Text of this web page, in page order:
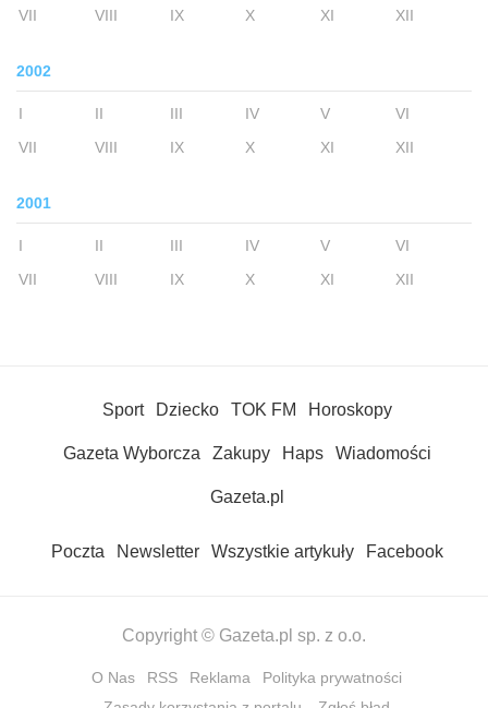
VII
VIII IX X XI XII
2002
I II III IV V
VI
VII
VIII IX X XI XII
2001
I II III IV V
VI
VII
VIII IX X XI XII
Sport Dziecko TOK FM Horoskopy
Gazeta Wyborcza Zakupy Haps Wiadomości
Gazeta.pl
Poczta Newsletter Wszystkie artykuły Facebook
Copyright © Gazeta.pl sp. z o.o.
O Nas RSS Reklama
Polityka prywatności